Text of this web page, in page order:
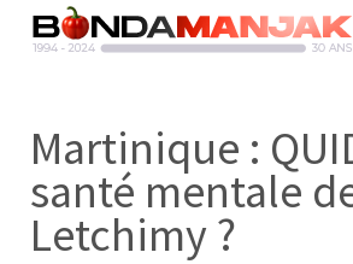
Martinique :
santé mentale
Letchimy ?